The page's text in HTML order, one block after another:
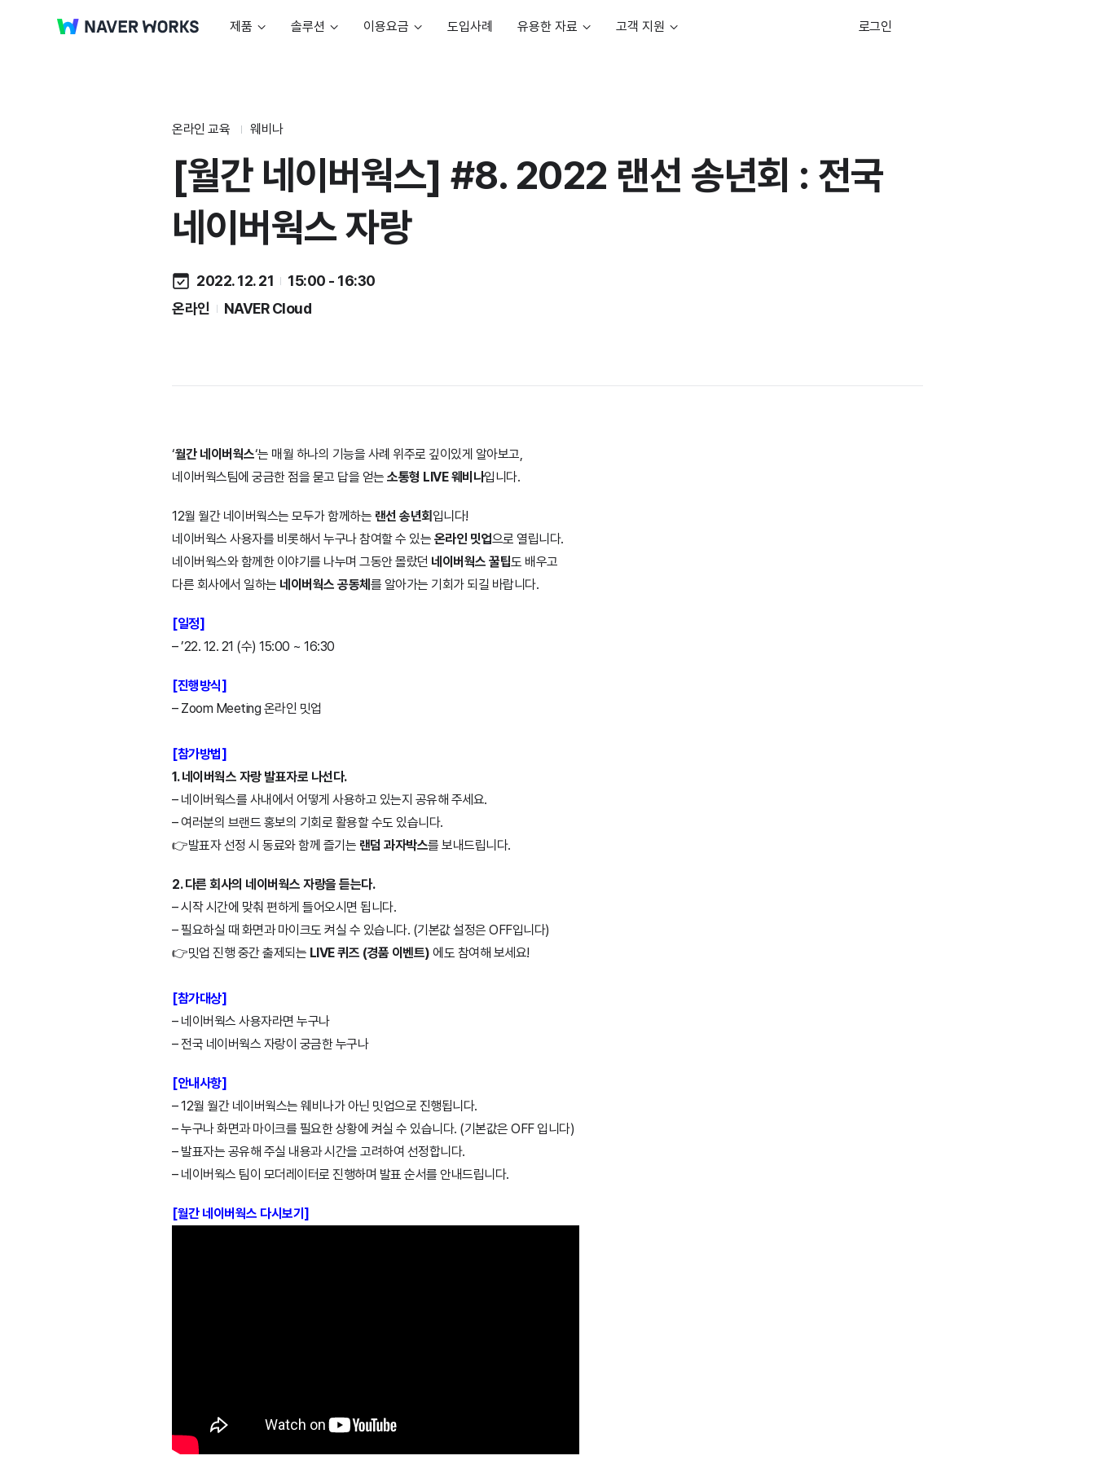
제품 솔루션 이용요금 도입사례 유용한 자료 고객 지원 로그인
온라인 교육 웨비나
[월간 네이버웍스] #8. 2022 랜선 송년회 : 전국
네이버웍스 자랑
2022. 12. 21
15:00 - 16:30
온라인
NAVER Cloud
‘월간 네이버웍스‘는 매월 하나의 기능을 사례 위주로 깊이있게 알아보고,
네이버웍스팀에 궁금한 점을 묻고 답을 얻는 소통형 LIVE 웨비나입니다.
12월 월간 네이버웍스는 모두가 함께하는 랜선 송년회 입니다!
네이버웍스 사용자를 비롯해서 누구나 참여할 수 있는 온라인 밋업으로 열립니다.
네이버웍스와 함께한 이야기를 나누며 그동안 몰랐던 네이버웍스 꿀팁도 배우고
다른 회사에서 일하는 네이버웍스 공동체 를 알아가는 기회가 되길 바랍니다.
[일정]
– ’22. 12. 21 (수) 15:00 ~ 16:30
[진행방식]
– Zoom Meeting 온라인 밋업
[참가방법]
1. 네이버웍스 자랑 발표자로 나선다.
– 네이버웍스를 사내에서 어떻게 사용하고 있는지 공유해 주세요.
– 여러분의 브랜드 홍보의 기회로 활용할 수도 있습니다.
👉발표자 선정 시 동료와 함께 즐기는 랜덤 과자박스를 보내드립니다.
2. 다른 회사의 네이버웍스 자랑을 듣는다.
– 시작 시간에 맞춰 편하게 들어오시면 됩니다.
– 필요하실 때 화면과 마이크도 켜실 수 있습니다. (기본값 설정은 OFF입니다)
👉밋업 진행 중간 출제되는 LIVE 퀴즈 (경품 이벤트) 에도 참여해 보세요!
[참가대상]
– 네이버웍스 사용자라면 누구나
– 전국 네이버웍스 자랑이 궁금한 누구나
[안내사항]
– 12월 월간 네이버웍스는 웨비나가 아닌 밋업으로 진행됩니다.
– 누구나 화면과 마이크를 필요한 상황에 켜실 수 있습니다. (기본값은 OFF 입니다)
– 발표자는 공유해 주실 내용과 시간을 고려하여 선정합니다.
– 네이버웍스 팀이 모더레이터로 진행하며 발표 순서를 안내드립니다.
[월간 네이버웍스 다시보기]